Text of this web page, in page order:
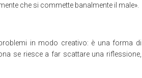
che si commette banalmente il male».
in modo creativo: è una forma di
se riesce a far scattare una riflessione,